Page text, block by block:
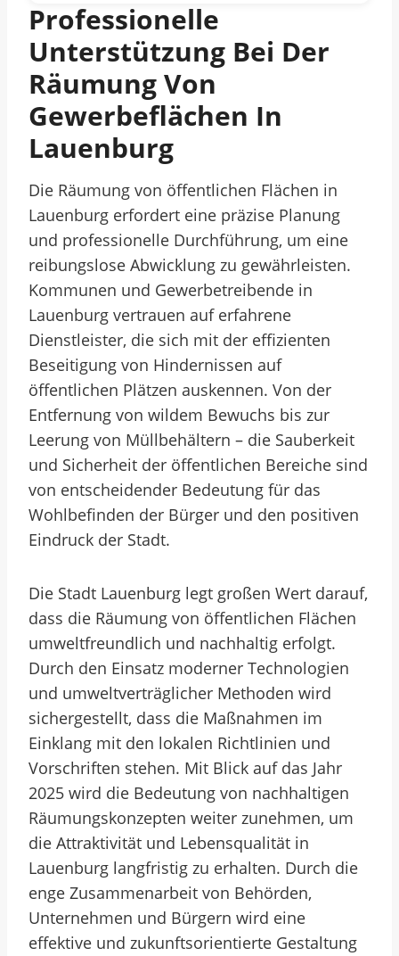
Professionelle
Unterstützung Bei Der
Räumung Von
Gewerbeflächen In
Lauenburg
Die Räumung von öffentlichen Flächen in
Lauenburg erfordert eine präzise Planung
und professionelle Durchführung, um eine
reibungslose Abwicklung zu gewährleisten.
Kommunen und Gewerbetreibende in
Lauenburg vertrauen auf erfahrene
Dienstleister, die sich mit der effizienten
Beseitigung von Hindernissen auf
öffentlichen Plätzen auskennen. Von der
Entfernung von wildem Bewuchs bis zur
Leerung von Müllbehältern – die Sauberkeit
und Sicherheit der öffentlichen Bereiche sind
von entscheidender Bedeutung für das
Wohlbefinden der Bürger und den positiven
Eindruck der Stadt.
Die Stadt Lauenburg legt großen Wert darauf,
dass die Räumung von öffentlichen Flächen
umweltfreundlich und nachhaltig erfolgt.
Durch den Einsatz moderner Technologien
und umweltverträglicher Methoden wird
sichergestellt, dass die Maßnahmen im
Einklang mit den lokalen Richtlinien und
Vorschriften stehen. Mit Blick auf das Jahr
2025 wird die Bedeutung von nachhaltigen
Räumungskonzepten weiter zunehmen, um
die Attraktivität und Lebensqualität in
Lauenburg langfristig zu erhalten. Durch die
enge Zusammenarbeit von Behörden,
Unternehmen und Bürgern wird eine
effektive und zukunftsorientierte Gestaltung